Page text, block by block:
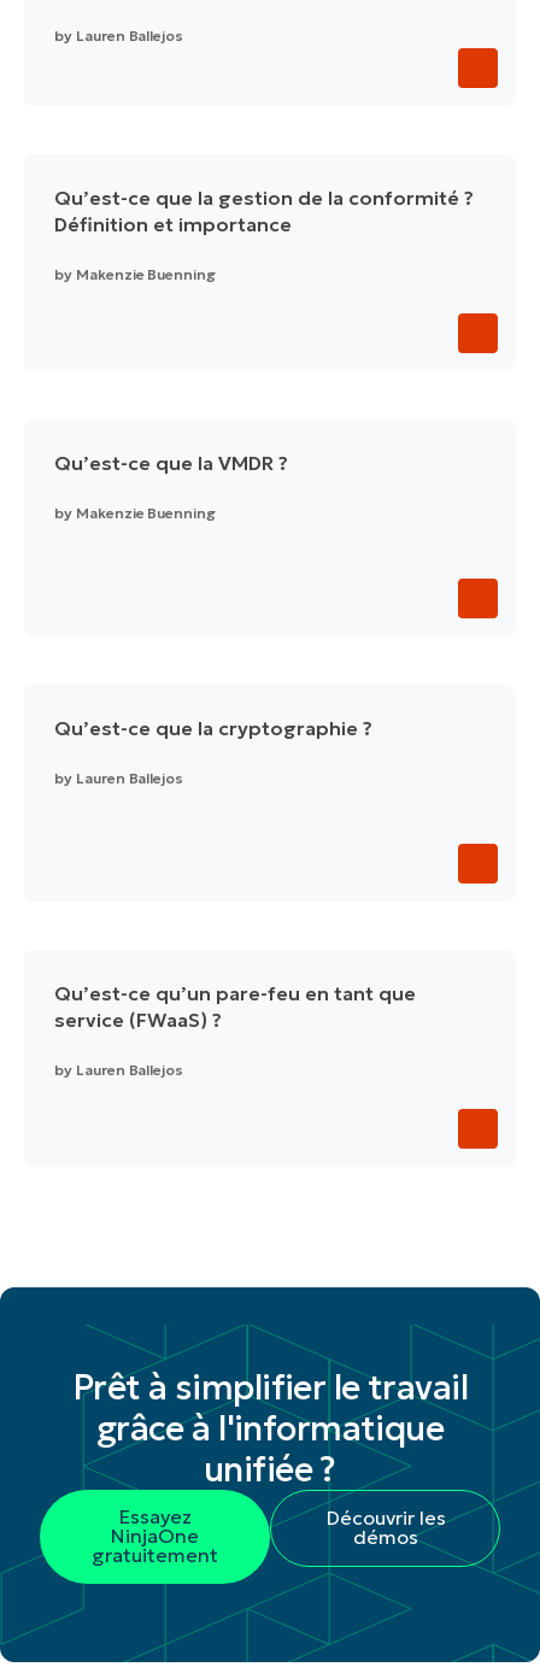
by Lauren Ballejos
Qu’est-ce que la gestion de la conformité ?
Définition et importance
by Makenzie Buenning
Qu’est-ce que la VMDR ?
by Makenzie Buenning
Qu’est-ce que la cryptographie ?
by Lauren Ballejos
Qu’est-ce qu’un pare-feu en tant que
service (FWaaS) ?
by Lauren Ballejos
Prêt à simplifier le travail
grâce à l'informatique
unifiée ?
Essayez
NinjaOne
gratuitement
Découvrir les
démos